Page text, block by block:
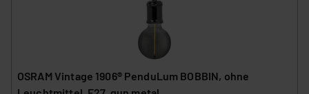
sich auf die Standarddatenschutzklauseln der
Europäischen Kommission sowie einer eigenen
Beurteilung der mit der Datenübermittlung,
insbesondere der Art der übermittelten Daten,
verbundenen Risiken.“
OSRAM Vintage 1906® PenduLum BOBBIN, ohne